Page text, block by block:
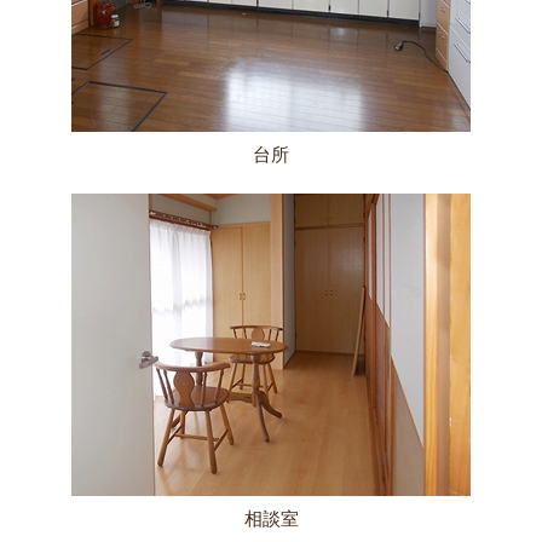
台所
相談室